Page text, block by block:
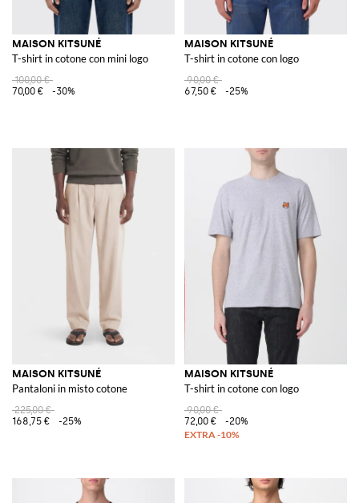
MAISON KITSUNÉ
T-shirt in cotone con mini logo
100,00 €
70,00 €
-30%
MAISON KITSUNÉ
T-shirt in cotone con logo
90,00 €
67,50 €
-25%
MAISON KITSUNÉ
Pantaloni in misto cotone
225,00 €
168,75 €
-25%
MAISON KITSUNÉ
T-shirt in cotone con logo
90,00 €
72,00 €
-20%